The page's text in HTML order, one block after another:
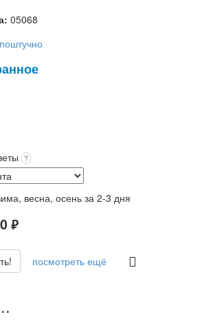
05068
?
весна, осень за 2-3 дня
руб.
посмотреть ещё